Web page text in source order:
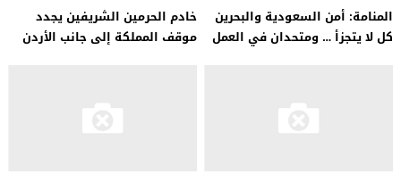
المنامة: أمن السعودية والبحرين
كل لا يتجزأ … ومتحدان في العمل
خادم الحرمين الشريفين يجدد
موقف المملكة إلى جانب الأردن